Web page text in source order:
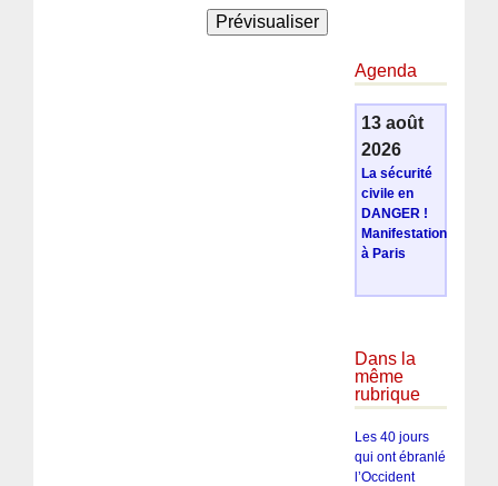
Agenda
13 août
2026
La sécurité
civile en
DANGER !
Manifestation
à Paris
Dans la
même
rubrique
Les 40 jours
qui ont ébranlé
l’Occident